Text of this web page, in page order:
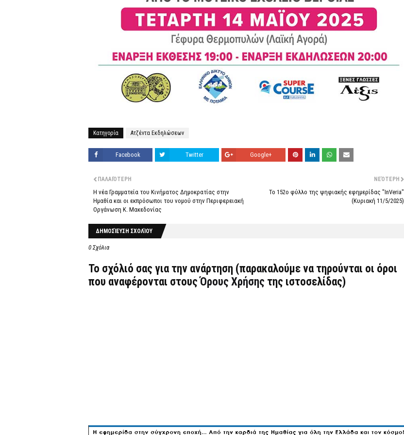
Κατηγορία Ατζέντα Εκδηλώσεων
Facebook Twitter Google+
ΝΕΌΤΕΡΗ
Το 152ο φύλλο της ψηφιακής εφημερίδας "InVeria"
(Κυριακή 11/5/2025)
ΠΑΛΑΙΌΤΕΡΗ
Η νέα Γραμματεία του Κινήματος Δημοκρατίας στην
Ημαθία και οι εκπρόσωποι του νομού στην Περιφερειακή
Οργάνωση Κ. Μακεδονίας
ΔΗΜΟΣΊΕΥΣΗ ΣΧΟΛΊΟΥ
0 Σχόλια
Το σχόλιό σας για την ανάρτηση (παρακαλούμε να τηρούνται οι όροι
που αναφέρονται στουςΌρους Χρήσης της ιστοσελίδας)